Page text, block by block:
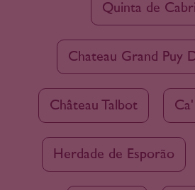
Quinta de
Chateau Grand Puy
Château Talbot
Herdade de Esporão